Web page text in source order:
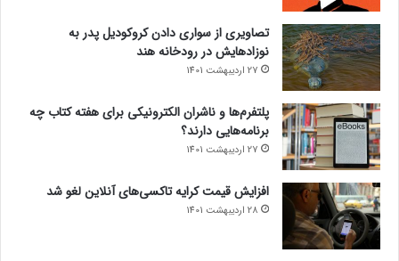
تصاویری از سواری دادن کروکودیل پدر به
نوزادهایش در رودخانه هند
27 اردیبهشت 1401
پلتفرم‌ها و ناشران الکترونیکی برای هفته کتاب چه
برنامه‌هایی دارند؟
27 اردیبهشت 1401
افزایش قیمت کرایه تاکسی‌های آنلاین لغو شد
28 اردیبهشت 1401